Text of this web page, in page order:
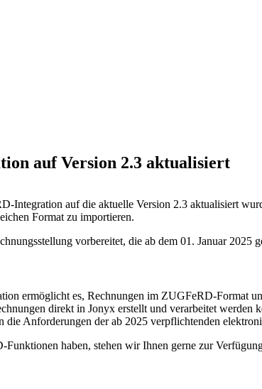
auf Version 2.3 aktualisiert
auf die aktuelle Version 2.3 aktualisiert
Format zu importieren.
vorbereitet, die ab dem 01. Januar 2025
ermöglicht es, Rechnungen im ZUGFeRD-Format
direkt in Jonyx erstellt und verarbeitet werden
Anforderungen der ab 2025 verpflichtenden
haben, stehen wir Ihnen gerne zur